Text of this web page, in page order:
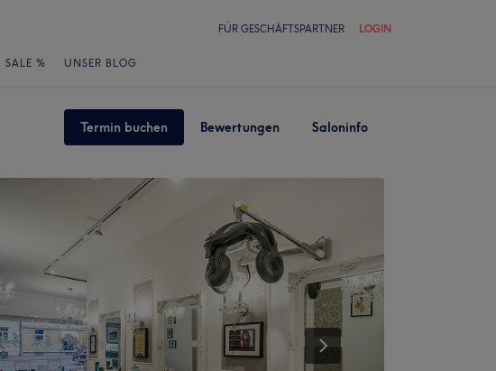
FÜR GESCHÄFTSPARTNER LOGIN
SALE % UNSER BLOG
Termin buchen Bewertungen Saloninfo